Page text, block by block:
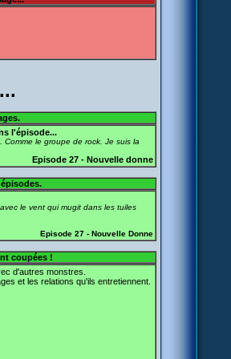
l'épisode...
le groupe de rock. Je suis la
Episode 27 - Nouvelle donne
le vent qui mugit dans les tuiles
Episode 27 - Nouvelle Donne
coupées !
d'autres monstres.
et les relations qu'ils entretiennent.